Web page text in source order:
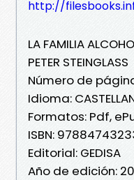
http://
LA FAMILIA
PETER STEINGLASS
Número de
Idioma:
Formatos: Pdf,
ISBN:
Editorial: GEDISA
Año de edición: